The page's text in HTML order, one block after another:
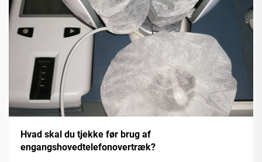
Hvad skal du tjekke før brug af
engangshovedtelefonovertræk?